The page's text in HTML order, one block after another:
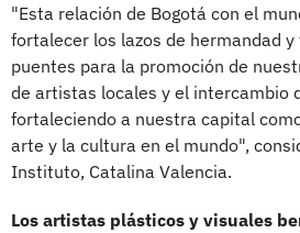
"Esta relación de Bogotá con el
fortalecer los lazos de hermandad
puentes para la promoción de
de artistas locales y el intercambio
fortaleciendo a nuestra capital
arte y la cultura en el mundo",
Instituto, Catalina Valencia.
Los artistas plásticos y visuales